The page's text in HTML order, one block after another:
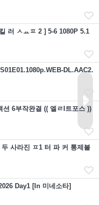
러 ㅅㅛㅍ 2 ] 5-6 1080P 5.1
DL.AAC2.
션 6부작완결 (( 엘ㄹI트포스 ))
사라진 ㅍ1 터 파 커 통제불
Day1 [In 미네소타]